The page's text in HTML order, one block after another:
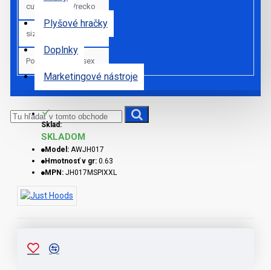
Plyšové hračky
Doplnky
Marketingové nástroje
cut_sk Vrecko
sizes
Pohlavie Unisex
Sklad:
SKLADOM
Model: AWJH017
Hmotnosť v gr: 0.63
MPN: JH017MSPIXXL